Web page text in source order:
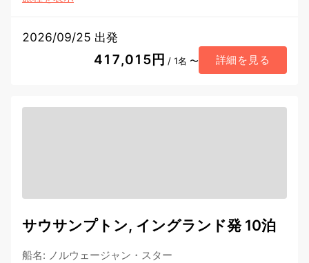
2026/09/25 出発
417,015円 / 1名 〜 詳細を見る
サウサンプトン, イングランド発 10泊
船名: ノルウェージャン・スター